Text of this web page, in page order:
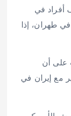
أفراد في
طهران، ‌إذا
على أن
​مع إيران في